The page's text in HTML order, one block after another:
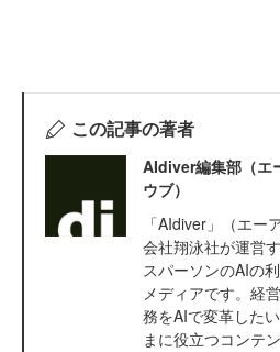
この記事の著者
AIdiver編集部（エ
ウブ）
「AIdiver」（エー
会社翔泳社が運営
スパーソンのAIの
メディアです。経
務をAIで変革した
まに役立つコンテ